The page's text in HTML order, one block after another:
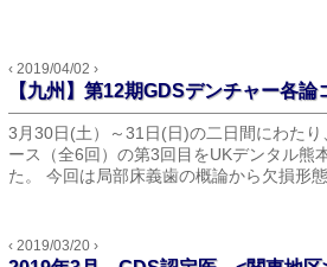
‹ 2019/04/02 ›
【九州】第12期GDSデンチャー各論
3月30日(土）～31日(日)の二日間にわた
ース（全6回）の第3回目をUKデンタル熊
た。 今回は局部床義歯の概論から欠損形
‹ 2019/03/20 ›